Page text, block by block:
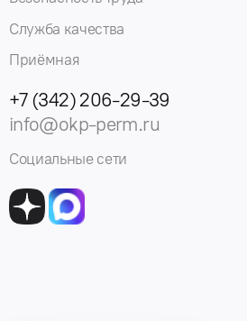
Служба качества
Приёмная
+7 (342) 206-29-39
info@okp-perm.ru
Социальные сети